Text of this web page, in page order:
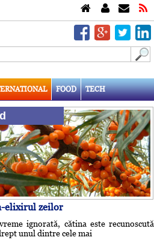
FOOD TECH
elixirul zeilor
ignorată, cătina este recunoscută
unul dintre cele mai